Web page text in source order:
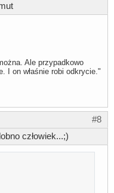
Ale przypadkowo
I on właśnie robi odkrycie."
#8
człowiek...;)